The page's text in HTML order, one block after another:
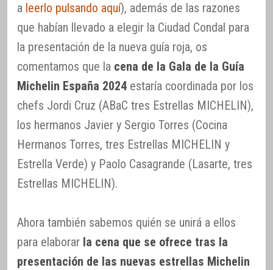
a leerlo pulsando aquí), además de las razones
que habían llevado a elegir la Ciudad Condal para
la presentación de la nueva guía roja, os
comentamos que la cena de la Gala de la Guía
Michelin España 2024 estaría coordinada por los
chefs Jordi Cruz (ABaC tres Estrellas MICHELIN),
los hermanos Javier y Sergio Torres (Cocina
Hermanos Torres, tres Estrellas MICHELIN y
Estrella Verde) y Paolo Casagrande (Lasarte, tres
Estrellas MICHELIN).
Ahora también sabemos quién se unirá a ellos
para elaborar la cena que se ofrece tras la
presentación de las nuevas estrellas Michelin